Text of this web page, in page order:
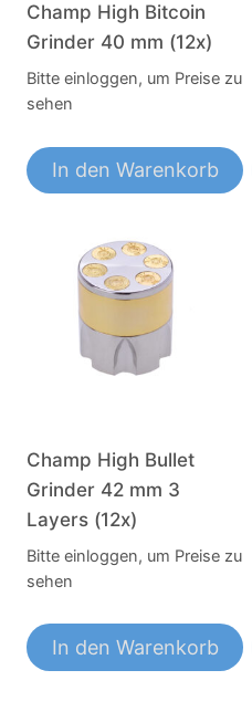
Champ High Bitcoin
Grinder 40 mm (12x)
Bitte einloggen, um Preise zu
sehen
In den Warenkorb
Champ High Bullet
Grinder 42 mm 3
Layers (12x)
Bitte einloggen, um Preise zu
sehen
In den Warenkorb